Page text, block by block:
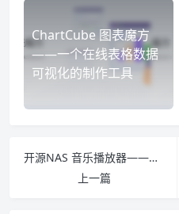
ChartCube 图表魔方
——一个在线表格数据
可视化的制作工具
开源NAS 音乐播放器——音流
上一篇